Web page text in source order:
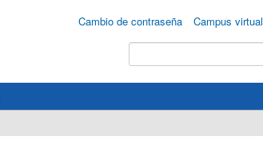
Cambio de contraseña Campus virtual